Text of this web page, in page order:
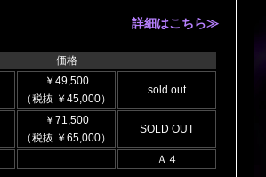
詳細はこちら≫
価格
￥49,500
（税抜 ￥45,000）
sold out
￥71,500
（税抜 ￥65,000）
SOLD OUT
Ａ４